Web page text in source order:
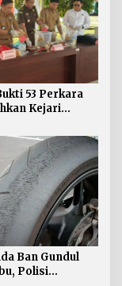
53 Perkara
Kejari
Kasus Sabu
Ban Gundul
Polisi